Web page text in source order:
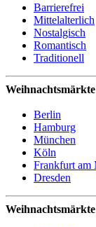
Barrierefrei
Mittelalterlich
Nostalgisch
Romantisch
Traditionell
Weihnachtsmärkte
Berlin
Hamburg
München
Köln
Frankfurt am
Dresden
Weihnachtsmärkte